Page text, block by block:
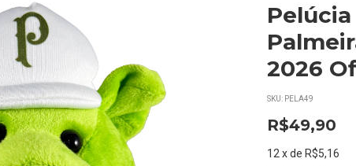
2026
SKU: PELA49
R$49,90
12 xde R$5,16